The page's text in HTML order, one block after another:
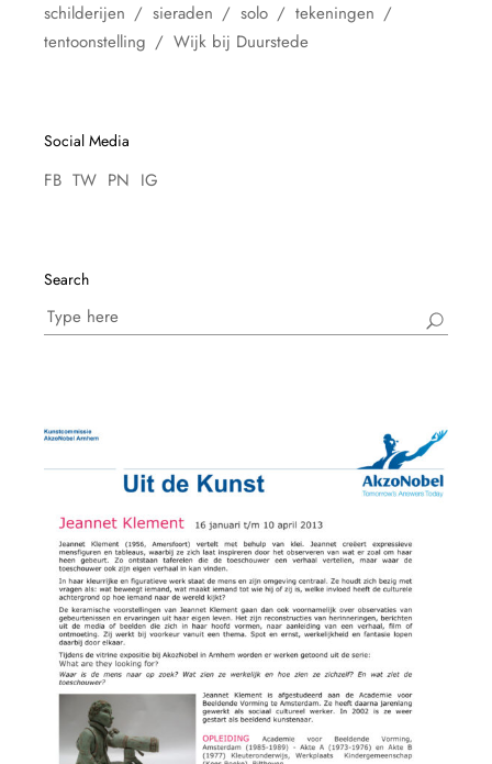
schilderijen
sieraden solo
tekeningen
tentoonstelling
Wijk bij Duurstede
Social Media
FB TW PN IG
Search
Search
for: